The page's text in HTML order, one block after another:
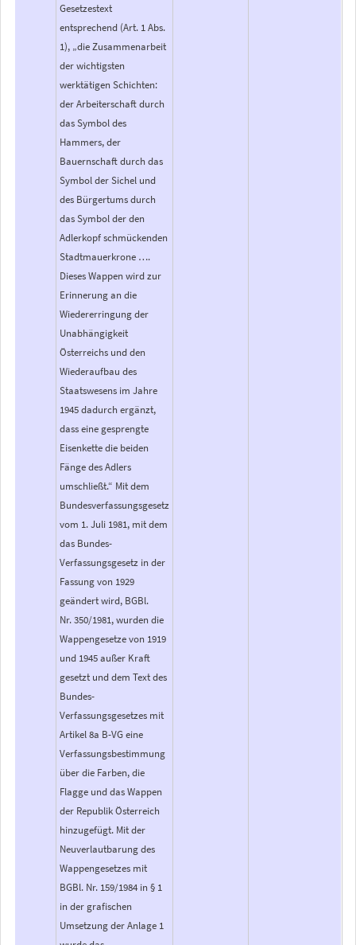
Gesetzestext
entsprechend (Art. 1 Abs.
1), „die Zusammenarbeit
der wichtigsten
werktätigen Schichten:
der Arbeiterschaft durch
das Symbol des
Hammers, der
Bauernschaft durch das
Symbol der Sichel und
des Bürgertums durch
das Symbol der den
Adlerkopf schmückenden
Stadtmauerkrone ….
Dieses Wappen wird zur
Erinnerung an die
Wiedererringung der
Unabhängigkeit
Österreichs und den
Wiederaufbau des
Staatswesens im Jahre
1945 dadurch ergänzt,
dass eine gesprengte
Eisenkette die beiden
Fänge des Adlers
umschließt.“ Mit dem
Bundesverfassungsgesetz
vom 1. Juli 1981, mit dem
das Bundes-
Verfassungsgesetz in der
Fassung von 1929
geändert wird, BGBl.
Nr. 350/1981, wurden die
Wappengesetze von 1919
und 1945 außer Kraft
gesetzt und dem Text des
Bundes-
Verfassungsgesetzes mit
Artikel 8a B-VG eine
Verfassungsbestimmung
über die Farben, die
Flagge und das Wappen
der Republik Österreich
hinzugefügt. Mit der
Neuverlautbarung des
Wappengesetzes mit
BGBl. Nr. 159/1984 in § 1
in der grafischen
Umsetzung der Anlage 1